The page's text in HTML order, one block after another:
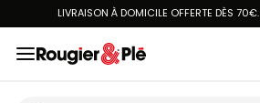
LIVRAISON À DOMICILE OFFERTE DÈS 70€.